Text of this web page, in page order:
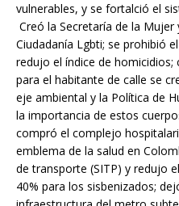
vulnerables, y se fortalció el
Creó la Secretaría de la
Ciudadanía Lgbti; se prohibió
redujo el índice de homicidios;
para el habitante de calle se
eje ambiental y la Política de
la importancia de estos
compró el complejo
emblema de la salud en
de transporte (SITP) y redujo
40% para los sisbenizados;